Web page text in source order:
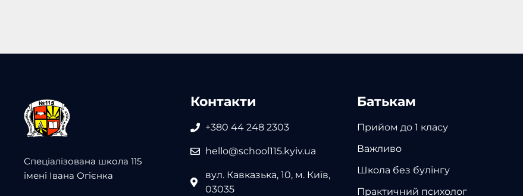
Спеціалізована школа 115
імені Івана Огієнка
Контакти
+380 44 248 2303
hello@school115.kyiv.ua
вул. Кавказька, 10, м. Київ,
03035
Батькам
Прийом до 1 класу
Важливо
Школа без булінгу
Практичний психолог